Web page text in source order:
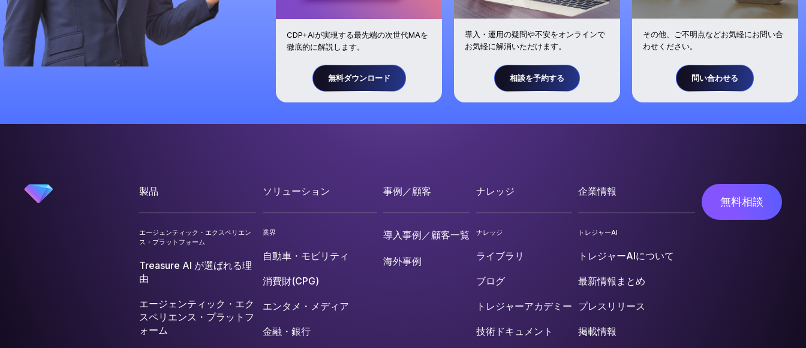
CDP+AIが実現する最先端の次世代MAを
徹底的に解説します。
無料ダウンロード
導入・運用の疑問や不安をオンラインで
お気軽に解消いただけます。
相談を予約する
その他、ご不明点などお気軽にお問い合
わせください。
問い合わせる
製品
エージェンティック・エクスペリエン
ス・プラットフォーム
Treasure AI が選ばれる理
由
エージェンティック・エク
スペリエンス・プラットフ
ォーム
ソリューション
業界
自動車・モビリティ
消費財(CPG)
エンタメ・メディア
金融・銀行
事例／顧客
導入事例／顧客一覧
海外事例
ナレッジ
ナレッジ
ライブラリ
ブログ
トレジャーアカデミー
技術ドキュメント
企業情報
トレジャーAI
トレジャーAIについて
最新情報まとめ
プレスリリース
掲載情報
無料相談